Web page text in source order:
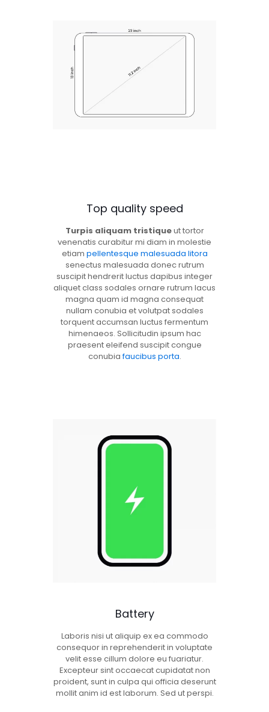
Top quality speed
Turpis aliquam tristiqueut tortor
venenatis curabitur mi diam in molestie
etiam pellentesque malesuada litora
senectus malesuada donec rutrum
suscipit hendrerit luctus dapibus integer
aliquet class sodales ornare rutrum lacus
magna quam id magna consequat
nullam conubia et volutpat sodales
torquent accumsan luctus fermentum
himenaeos. Sollicitudin ipsum hac
praesent eleifend suscipit congue
conubiafaucibus porta.
Battery
Laboris nisi ut aliquip ex ea commodo
consequor in reprehenderit in voluptate
velit esse cillum dolore eu fuariatur.
Excepteur sint occaecat cupidatat non
proident, sunt in culpa qui officia deserunt
mollit anim id est laborum. Sed ut perspi.